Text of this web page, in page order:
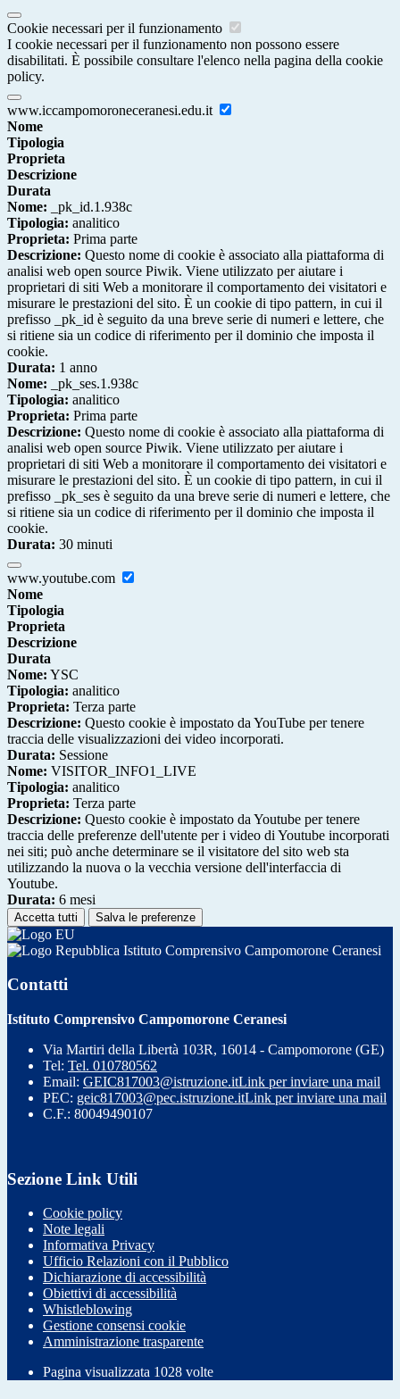
Cookie necessari per il funzionamento
I cookie necessari per il funzionamento non possono essere
disabilitati. È possibile consultare l'elenco nella pagina della cookie
policy.
www.iccampomoroneceranesi.edu.it
Nome
Tipologia
Proprieta
Descrizione
Durata
Nome: _pk_id.1.938c
Tipologia: analitico
Proprieta: Prima parte
Descrizione: Questo nome di cookie è associato alla piattaforma di
analisi web open source Piwik. Viene utilizzato per aiutare i
proprietari di siti Web a monitorare il comportamento dei visitatori e
misurare le prestazioni del sito. È un cookie di tipo pattern, in cui il
prefisso _pk_id è seguito da una breve serie di numeri e lettere, che
si ritiene sia un codice di riferimento per il dominio che imposta il
cookie.
Durata: 1 anno
Nome: _pk_ses.1.938c
Tipologia: analitico
Proprieta: Prima parte
Descrizione: Questo nome di cookie è associato alla piattaforma di
analisi web open source Piwik. Viene utilizzato per aiutare i
proprietari di siti Web a monitorare il comportamento dei visitatori e
misurare le prestazioni del sito. È un cookie di tipo pattern, in cui il
prefisso _pk_ses è seguito da una breve serie di numeri e lettere, che
si ritiene sia un codice di riferimento per il dominio che imposta il
cookie.
Durata: 30 minuti
www.youtube.com
Nome
Tipologia
Proprieta
Descrizione
Durata
Nome: YSC
Tipologia: analitico
Proprieta: Terza parte
Descrizione: Questo cookie è impostato da YouTube per tenere
traccia delle visualizzazioni dei video incorporati.
Durata: Sessione
Nome: VISITOR_INFO1_LIVE
Tipologia: analitico
Proprieta: Terza parte
Descrizione: Questo cookie è impostato da Youtube per tenere
traccia delle preferenze dell'utente per i video di Youtube incorporati
nei siti; può anche determinare se il visitatore del sito web sta
utilizzando la nuova o la vecchia versione dell'interfaccia di
Youtube.
Durata: 6 mesi
Accetta tutti Salva le preferenze
Istituto Comprensivo Campomorone Ceranesi
Contatti
Istituto Comprensivo Campomorone Ceranesi
Via Martiri della Libertà 103R, 16014 - Campomorone (GE)
Tel: Tel. 010780562
Email: GEIC817003@istruzione.itLink per inviare una mail
PEC: geic817003@pec.istruzione.itLink per inviare una mail
C.F.: 80049490107
Sezione Link Utili
Cookie policy
Note legali
Informativa Privacy
Ufficio Relazioni con il Pubblico
Dichiarazione di accessibilità
Obiettivi di accessibilità
Whistleblowing
Gestione consensi cookie
Amministrazione trasparente
Pagina visualizzata 1028 volte